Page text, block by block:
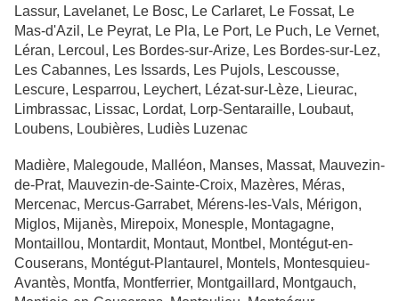
Lassur, Lavelanet, Le Bosc, Le Carlaret, Le Fossat, Le
Mas-d'Azil, Le Peyrat, Le Pla, Le Port, Le Puch, Le Vernet,
Léran, Lercoul, Les Bordes-sur-Arize, Les Bordes-sur-Lez,
Les Cabannes, Les Issards, Les Pujols, Lescousse,
Lescure, Lesparrou, Leychert, Lézat-sur-Lèze, Lieurac,
Limbrassac, Lissac, Lordat, Lorp-Sentaraille, Loubaut,
Loubens, Loubières, Ludiès Luzenac
Madière, Malegoude, Malléon, Manses, Massat, Mauvezin-
de-Prat, Mauvezin-de-Sainte-Croix, Mazères, Méras,
Mercenac, Mercus-Garrabet, Mérens-les-Vals, Mérigon,
Miglos, Mijanès, Mirepoix, Monesple, Montagagne,
Montaillou, Montardit, Montaut, Montbel, Montégut-en-
Couserans, Montégut-Plantaurel, Montels, Montesquieu-
Avantès, Montfa, Montferrier, Montgaillard, Montgauch,